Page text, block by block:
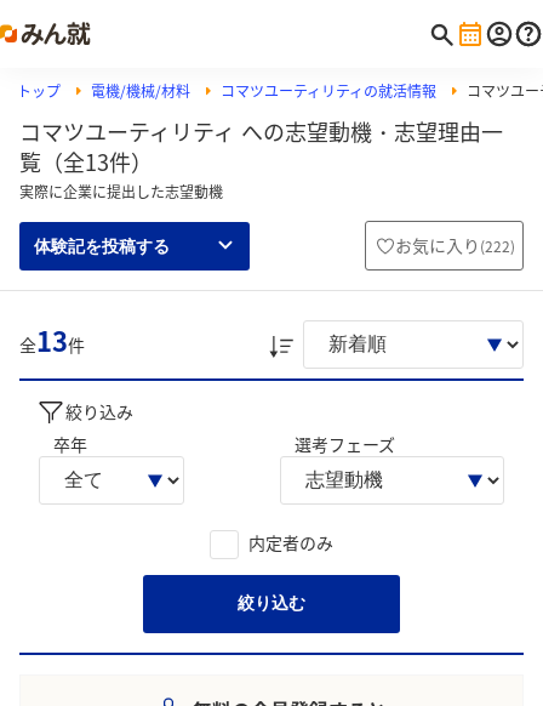
トップ 電機/機械/材料 コマツユーティリティの就活情報 コマツユ
コマツユーティリティ への志望動機・志望理由一
覧（全13件）
実際に企業に提出した志望動機
体験記を投稿する お気に入り (222)
全13件
絞り込み
卒年
選考フェーズ
内定者のみ
絞り込む